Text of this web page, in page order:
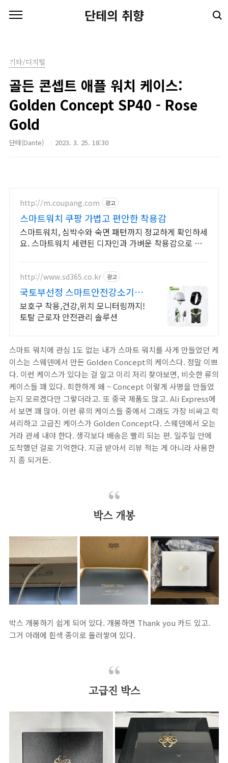
단테의 취향
기타/디지털
골든 콘셉트 애플 워치 케이스:
Golden Concept SP40 - Rose
Gold
단테(Dante) 2023. 3. 25. 18:30
http://m.coupang.com 광고
스마트워치 쿠팡 가볍고 편안한 착용감
스마트워치, 심박수와 숙면 패턴까지 정교하게 확인하세
요. 스마트워치 세련된 디자인과 가벼운 착용감으로 매
http://www.sd365.co.kr 광고
국토부선정 스마트안전강소기업
합리적인 가격, 무료 컨설팅
보호구 착용,건강,위치 모니터링까지!
토탈 근로자 안전관리 솔루션
스마트 워치에 관심 1도 없는 내가 스마트 워치를 사게 만들었던 케
이스는 스웨덴에서 만든 Golden Concept의 케이스다. 정말 이쁘
다. 이런 케이스가 있다는 걸 알고 이리 저리 찾아보면, 비슷한 류의
케이스들 꽤 있다. 희한하게 왜 ~ Concept 이렇게 사명을 만들었
는지 모르겠다만 그렇더라고. 또 중국 제품도 많고. Ali Express에
서 보면 꽤 많아. 이런 류의 케이스들 중에서 그래도 가장 비싸고 럭
셔리하고 고급진 케이스가 Golden Concept다. 스웨덴에서 오는
거라 관세 내야 한다. 생각보다 배송은 빨리 되는 편. 일주일 안에
도착했던 걸로 기억한다. 지금 받아서 리뷰 적는 게 아니라 사용한
지 좀 되거든.
박스 개봉
박스 개봉하기 쉽게 되어 있다. 개봉하면 Thank you 카드 있고.
그거 아래에 흰색 종이로 둘러쌓여 있다.
고급진 박스